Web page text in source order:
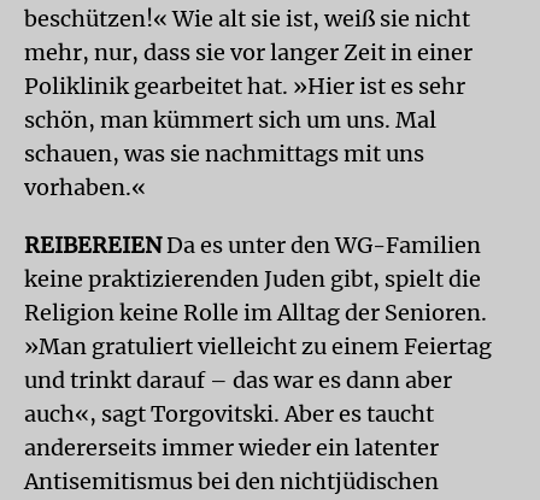
beschützen!« Wie alt sie ist, weiß sie nicht
mehr, nur, dass sie vor langer Zeit in einer
Poliklinik gearbeitet hat. »Hier ist es sehr
schön, man kümmert sich um uns. Mal
schauen, was sie nachmittags mit uns
vorhaben.«
REIBEREIENDa es unter den WG-Familien
keine praktizierenden Juden gibt, spielt die
Religion keine Rolle im Alltag der Senioren.
»Man gratuliert vielleicht zu einem Feiertag
und trinkt darauf – das war es dann aber
auch«, sagt Torgovitski. Aber es taucht
andererseits immer wieder ein latenter
Antisemitismus bei den nichtjüdischen